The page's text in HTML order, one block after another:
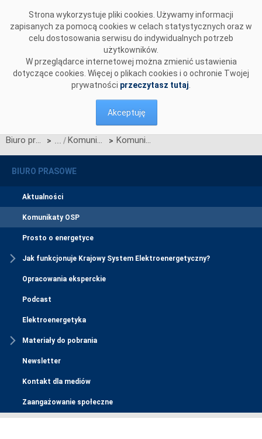
Strona wykorzystuje pliki cookies. Używamy informacji
zapisanych za pomocą cookies w celach statystycznych oraz w
celu dostosowania serwisu do indywidualnych potrzeb
użytkowników.
W przeglądarce internetowej można zmienić ustawienia
dotyczące cookies. Więcej o plikach cookies i o ochronie Twojej
prywatności przeczytasz tutaj
Akceptuję
Biuro prasowe > Komunikaty OSP > Komunikat OSP dotyczący przywrócenia procesu Jednolitego łączenia Rynków Dnia Bieżącego w dn. 06.06.2021
BIURO PRASOWE
Aktualności
Komunikaty OSP
Prosto o energetyce
Jak funkcjonuje Krajowy System Elektroenergetyczny?
Opracowania eksperckie
Podcast
Elektroenergetyka
Materiały do pobrania
Newsletter
Kontakt dla mediów
Zaangażowanie społeczne